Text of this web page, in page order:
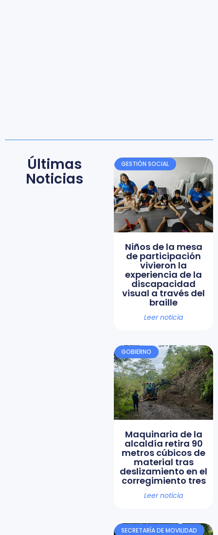
Últimas
Noticias
GESTIÓN SOCIAL
Niños de la mesa
de participación
vivieron la
experiencia de la
discapacidad
visual a través del
braille
Leer noticia
GOBIERNO
Maquinaria de la
alcaldía retira 90
metros cúbicos de
material tras
deslizamiento en el
corregimiento tres
Leer noticia
SECRETARÍA DE MOVILIDAD